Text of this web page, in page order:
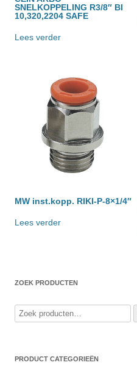
SNELKOPPELING R3/8″ BI
10,320,2204 SAFE
Lees verder
MW inst.kopp. RIKI-P-8×1/4″
Lees verder
ZOEK PRODUCTEN
Zoeken
naar:
PRODUCT CATEGORIEËN